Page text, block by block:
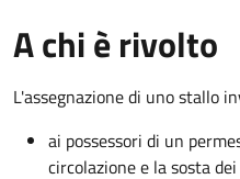
A chi è rivolto
L'assegnazione di uno stallo
ai possessori di un
circolazione e la sosta